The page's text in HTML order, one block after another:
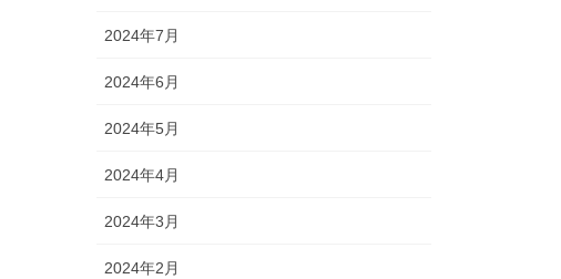
2024年7月
2024年6月
2024年5月
2024年4月
2024年3月
2024年2月